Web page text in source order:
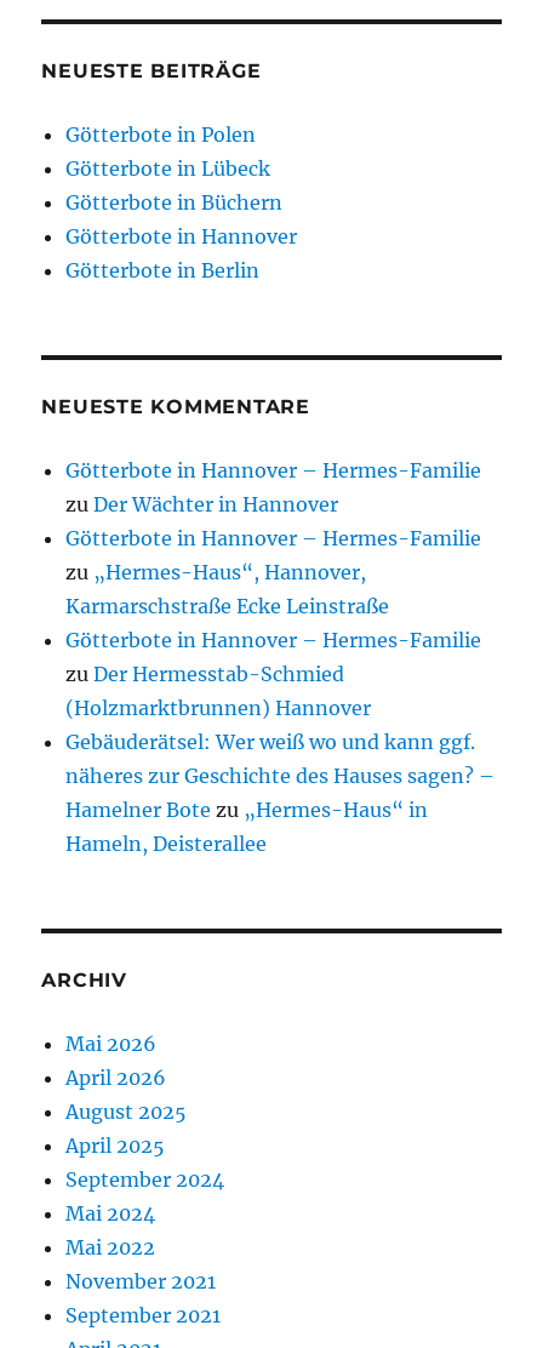
NEUESTE BEITRÄGE
Götterbote in Polen
Götterbote in Lübeck
Götterbote in Büchern
Götterbote in Hannover
Götterbote in Berlin
NEUESTE KOMMENTARE
Götterbote in Hannover – Hermes-Familie
zuDer Wächter in Hannover
Götterbote in Hannover – Hermes-Familie
zu „Hermes-Haus“, Hannover,
Karmarschstraße Ecke Leinstraße
Götterbote in Hannover – Hermes-Familie
zuDer Hermesstab-Schmied
(Holzmarktbrunnen) Hannover
Gebäuderätsel: Wer weiß wo und kann ggf.
näheres zur Geschichte des Hauses sagen? –
Hamelner Bote zu „Hermes-Haus“ in
Hameln, Deisterallee
ARCHIV
Mai 2026
April 2026
August 2025
April 2025
September 2024
Mai 2024
Mai 2022
November 2021
September 2021